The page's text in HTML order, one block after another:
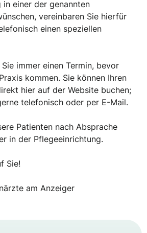
in einer der genannten
vereinbaren Sie hierfür
einen speziellen
immer einen Termin, bevor
kommen. Sie können Ihren
hier auf der Website buchen;
telefonisch oder per E-Mail.
Patienten nach Absprache
in der Pflegeeinrichtung.
Sie!
am Anzeiger